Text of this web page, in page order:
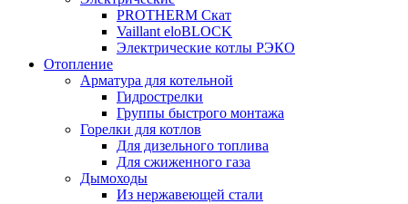
PROTHERM Скат
Vaillant eloBLOCK
Электрические котлы РЭКО
Отопление
Арматура для котельной
Гидрострелки
Группы быстрого монтажа
Горелки для котлов
Для дизельного топлива
Для сжиженного газа
Дымоходы
Из нержавеющей стали